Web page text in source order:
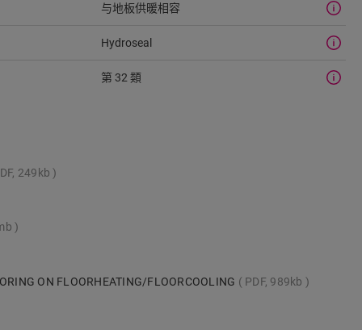
与地板供暖相容
Hydroseal
第 32 類
249kb
ON FLOORHEATING/FLOORCOOLING PDF, 989kb